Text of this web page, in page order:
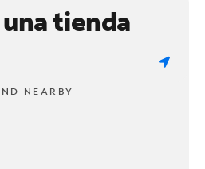
tienda
NEARBY